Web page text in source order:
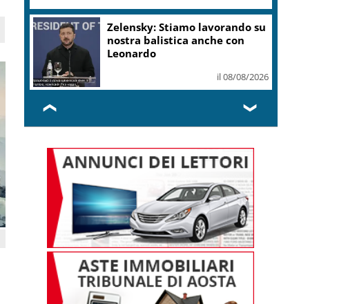
I Barisei: vendemmia notturna
per tutelare chi lavora nei
filari
il 08/08/2026
❮ ❯